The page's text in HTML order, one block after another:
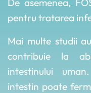
De asemenea,
pentru tratarea
Mai multe studii
contribuie la
intestinului
intestin poate